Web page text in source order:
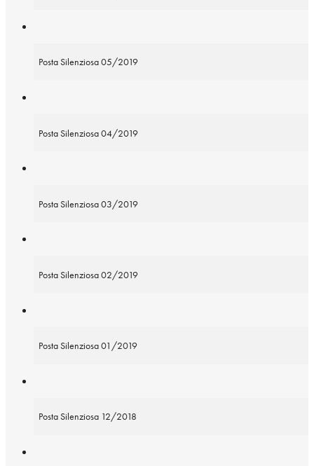
Posta Silenziosa 05/2019
Posta Silenziosa 04/2019
Posta Silenziosa 03/2019
Posta Silenziosa 02/2019
Posta Silenziosa 01/2019
Posta Silenziosa 12/2018